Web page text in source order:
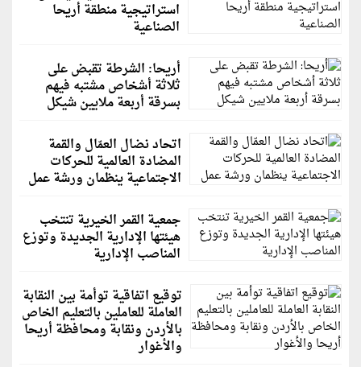
استراتيجية منطقة أريحا
الصناعية
أريحا: الشرطة تقبض على
ثلاثة أشخاص مشتبه فيهم
بسرقة أربعة ملايين شيكل
اتحاد نضال العمّال والقمة
المضادة العالمية للحركات
الاجتماعية ينظمان ورشة عمل
جمعية القمر الخيرية تنتخب
هيئتها الإدارية الجديدة وتوزع
المناصب الإدارية
توقيع اتفاقية توأمة بين النقابة
العاملة للعاملين بالتعليم الخاص
بالأردن ونقابة ومحافظة أريحا
والأغوار